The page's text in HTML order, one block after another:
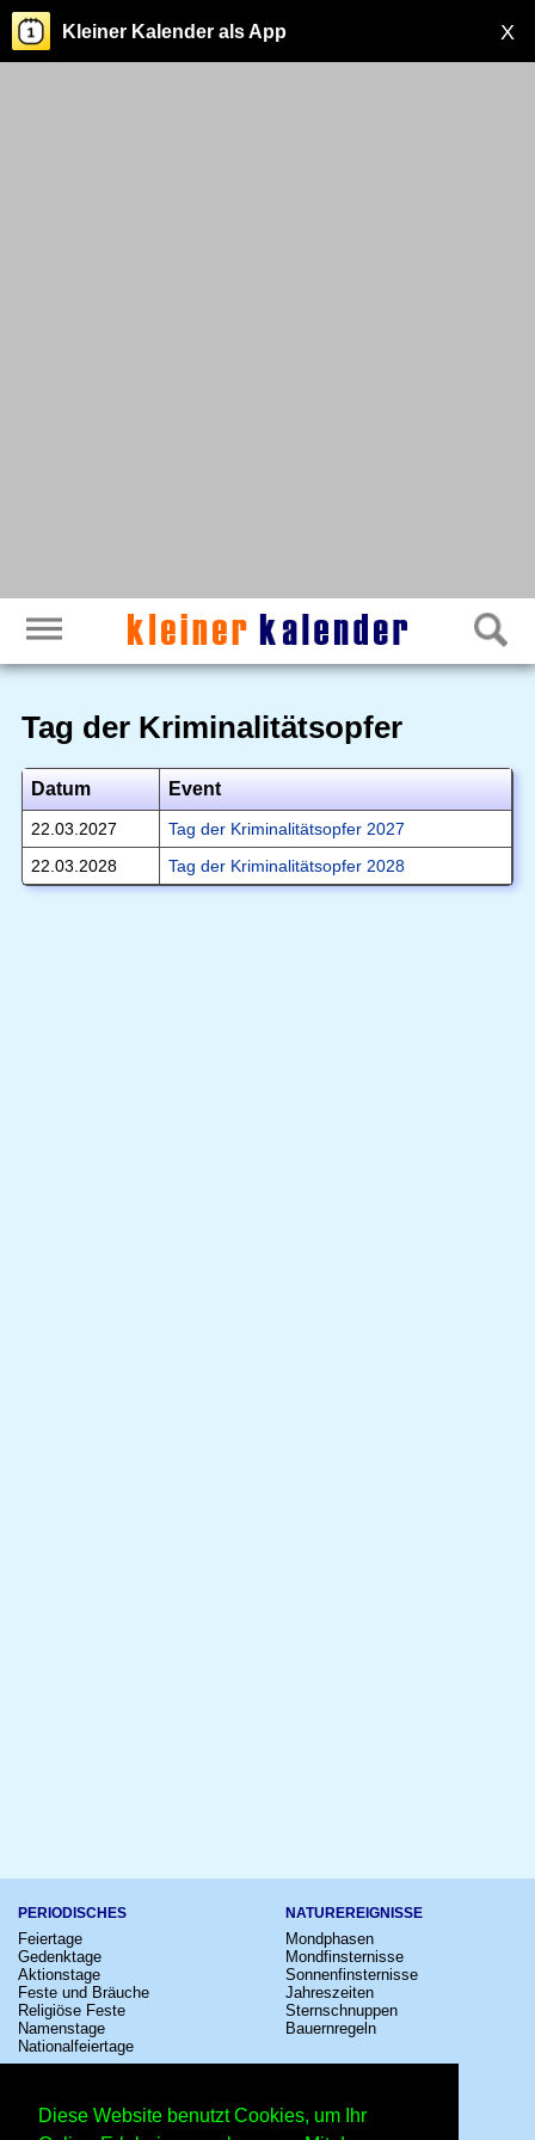
Diese Website benutzt Cookies, um Ihr
X
Kleiner Kalender als App
Tag der Kriminalitätsopfer
Datum Event
22.03.2027
Tag der Kriminalitätsopfer 2027
22.03.2028
Tag der Kriminalitätsopfer 2028
PERIODISCHES
Feiertage
Gedenktage
Aktionstage
Feste und Bräuche
Religiöse Feste
Namenstage
Nationalfeiertage
NATUREREIGNISSE
Mondphasen
Mondfinsternisse
Sonnenfinsternisse
Jahreszeiten
Sternschnuppen
Bauernregeln
Kinostarts
Sternzeichen